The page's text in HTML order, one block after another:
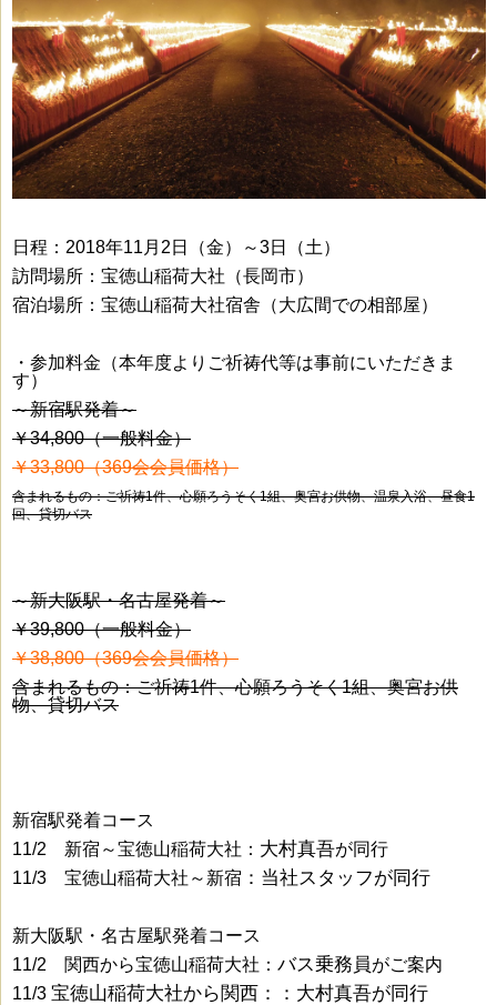
日程：2018年11月2日（金）～3日（土）
訪問場所：宝徳山稲荷大社（長岡市）
宿泊場所：宝徳山稲荷大社宿舎（大広間での相部屋）
・参加料金（本年度よりご祈祷代等は事前にいただきま
す）
～新宿駅発着～
￥34,800（一般料金）
￥33,800（369会会員価格）
含まれるもの：ご祈祷1件、心願ろうそく1組、奥宮お供物、温泉入浴、昼食1
回、貸切バス
～新大阪駅・名古屋発着～
￥39,800（一般料金）
￥38,800（369会会員価格）
含まれるもの：ご祈祷1件、心願ろうそく1組、奥宮お供
物、貸切バス
新宿駅発着コース
11/2 新宿～宝徳山稲荷大社： 大村真吾が同行
11/3 宝徳山稲荷大社～新宿 ：当社スタッフが同行
新大阪駅・名古屋駅発着コース
11/2 関西から宝徳山稲荷大社： バス乗務員がご案内
11/3 宝徳山稲荷大社から関西： ：大村真吾が同行